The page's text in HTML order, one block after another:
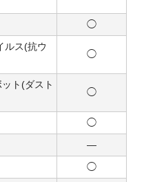
◯
ルス(抗ウ
◯
ト(ダスト
◯
◯
―
◯